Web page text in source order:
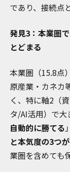
であり、接続点
発見3：本業圏
とどまる
本業圏（15.8点
原産業・カネカ
く、特に軸2（
タ/AI活用）で大
自動的に勝てる
と本気度の3つ
業圏を含めても